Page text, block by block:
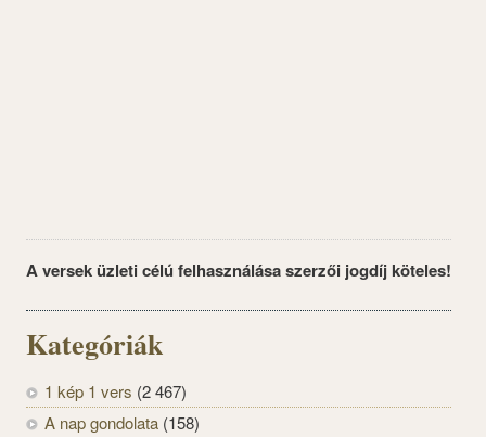
A versek üzleti célú felhasználása szerzői jogdíj köteles!
Kategóriák
1 kép 1 vers (2 467)
A nap gondolata (158)